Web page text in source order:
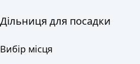
Дільниця для посадки
Вибір місця